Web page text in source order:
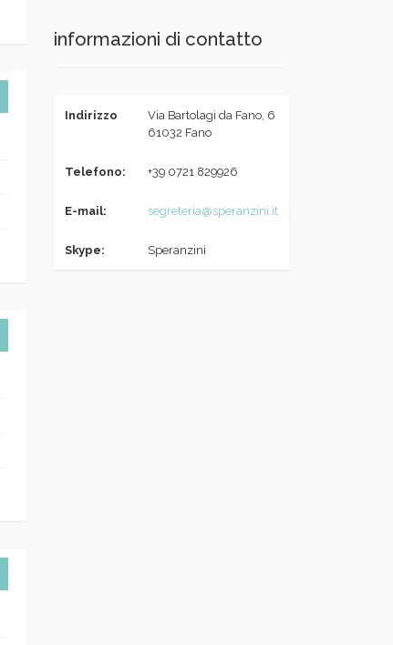
informazioni di contatto
Indirizzo
Via Bartolagi da Fano, 6
61032 Fano
Telefono: +39 0721 829926
E-mail: segreteria@speranzini.it
Skype: Speranzini